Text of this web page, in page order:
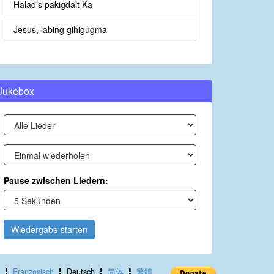
Halad’s pakigdait Ka
Jesus, labing gihigugma
Pause zwischen Liedern:
Wiedergabe starten
Französisch Deutsch 简体 繁體